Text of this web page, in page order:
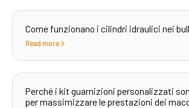
Come funzionano i cilindri idraulici nei
Read more
Perché i kit guarnizioni personalizzati
per massimizzare le prestazioni dei